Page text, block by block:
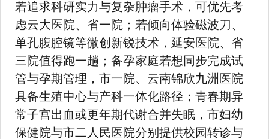
若追求科研实力与复杂肿瘤手术，可优先考
虑云大医院、省一院；若倾向体验磁波刀、
单孔腹腔镜等微创新锐技术，延安医院、省
三院值得跑一趟；备孕家庭若想同步完成试
管与孕期管理，市一院、云南锦欣九洲医院
具备生殖中心与产科一体化路径；青春期异
常子宫出血或更年期代谢合并失眠，市妇幼
保健院与市二人民医院分别提供校园转诊与